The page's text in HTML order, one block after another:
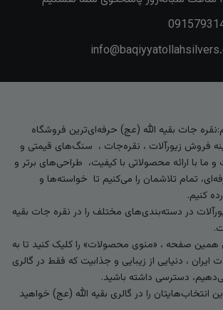
جات بقیه الله (عج) حرفه‌ای‌ترین فروشگاه
فروش زیورآلات ، نقره‌جات ، سنگ‌های قیمتی و
ما با ارائه محصولاتی با کیفیت، طراحی‌های برتر و
تمام تلاشمان را می‌کنیم تا خواسته‌ها و
کنیم.
در دسته‌بندی‌های مختلف را در نقره جات بقیه
همین صفحه ، «منوی محصولات» را کلیک کنید تا به
ایران ، دنیایی از زیبایی و جذابیت که فقط در گالری
دسترسی داشته باشید.
انتخاب‌هایتان را در گالری بقیه الله (عج) خواهید